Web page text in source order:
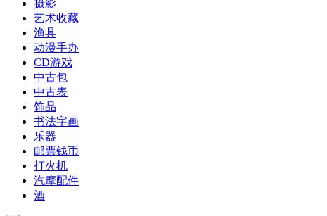
摄影
艺术收藏
渔具
动漫手办
CD游戏
中古包
中古表
饰品
书法字画
乐器
邮票钱币
打火机
汽摩配件
酒